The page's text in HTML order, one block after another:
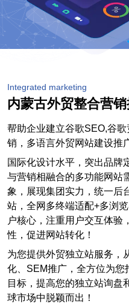
Integrated marketing
内蒙古外贸整合营
帮助企业建立谷歌SEO,谷
销，多语言外贸网站建设推
国际化设计水平，突出品牌
与营销相融合的多功能网站
象，展现集团实力，统一后
站，全网多终端适配+多浏
户核心，注重用户交互体验
性，促进网站转化！
为您提供外贸独立站服务，
化、SEM推广，全方位为您
目标，提高您的独立站询盘
球市场中脱颖而出！